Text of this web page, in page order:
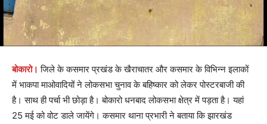
बोकारो। जिले के कसमार प्रखंड के खैराचातर और कसमार के विभिन्न इलाकों
में भाकपा माओवादियों ने लोकसभा चुनाव के बहिष्कार को लेकर पोस्टरबाजी की
है। साथ ही पर्चा भी छोड़ा है। बोकारो धनबाद लोकसभा क्षेत्र में पड़ता है। यहां
25 मई को वोट डाले जायेंगे। कसमार थाना प्रभारी ने बताया कि झारखंड